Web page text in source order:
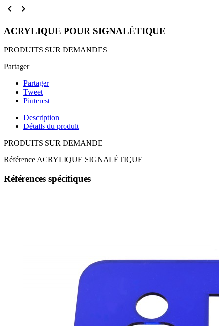
 
ACRYLIQUE POUR SIGNALÉTIQUE
PRODUITS SUR DEMANDES
Partager
Partager
Tweet
Pinterest
Description
Détails du produit
PRODUITS SUR DEMANDE
RéférenceACRYLIQUE SIGNALÉTIQUE
Références spécifiques